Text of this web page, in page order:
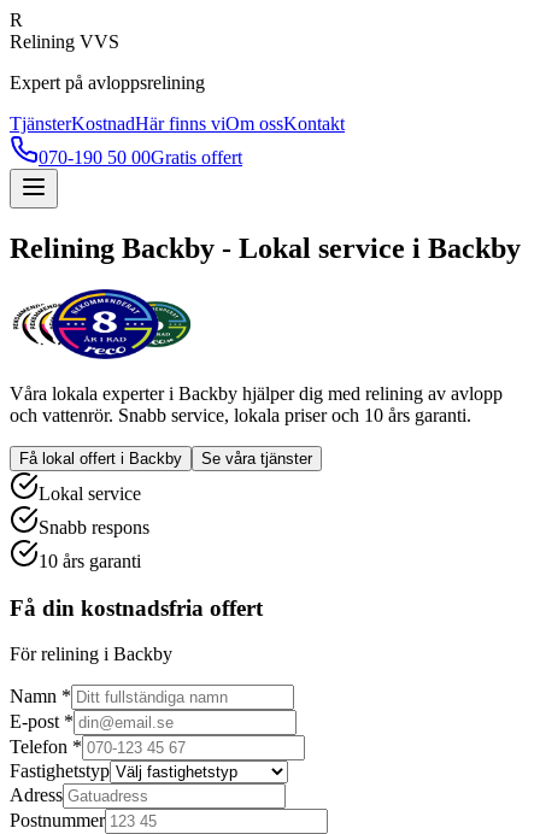
R
Relining VVS
Expert på avloppsrelining
TjänsterKostnadHär finns viOm ossKontakt
070-190 50 00Gratis offert
Relining Backby - Lokal service i Backby
Våra lokala experter i Backby hjälper dig med relining av avlopp
och vattenrör. Snabb service, lokala priser och 10 års garanti.
Få lokal offert i Backby Se våra tjänster
Lokal service
Snabb respons
10 års garanti
Få din kostnadsfria offert
För relining i Backby
Namn *
E-post *
Telefon *
Fastighetstyp
Adress
Postnummer